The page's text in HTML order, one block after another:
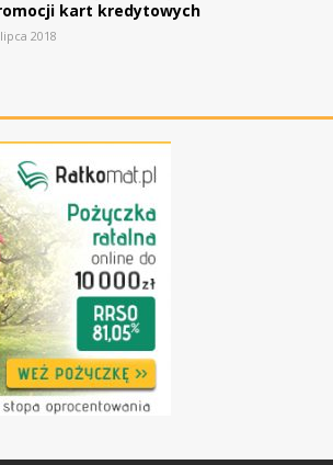
kart kredytowych
2018